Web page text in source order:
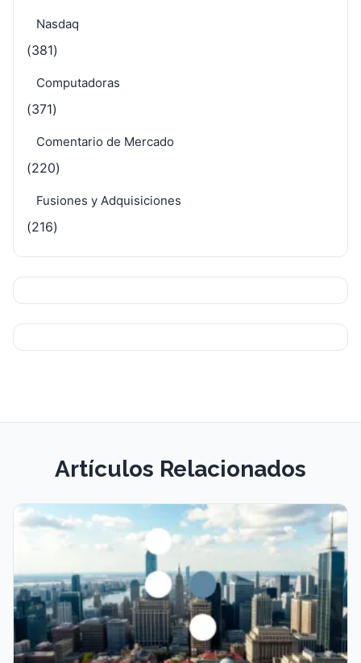
Nasdaq
(381)
Computadoras
(371)
Comentario de Mercado
(220)
Fusiones y Adquisiciones
(216)
Artículos Relacionados